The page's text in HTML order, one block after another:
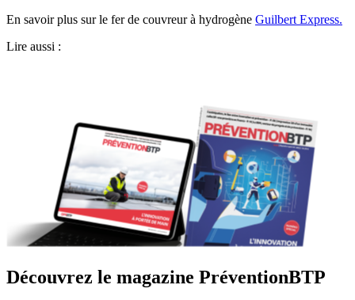
En savoir plus sur le fer de couvreur à hydrogène Guilbert Express.
Lire aussi :
Découvrez le magazine PréventionBTP